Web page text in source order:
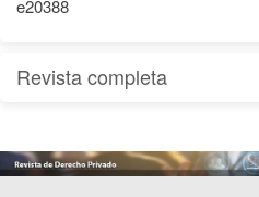
e20388
Revista completa